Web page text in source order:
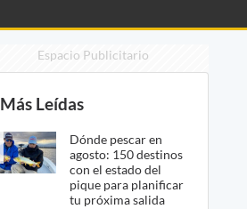
Espacio Publicitario
Más Leídas
Dónde pescar en
agosto: 150 destinos
con el estado del
pique para planificar
tu próxima salida